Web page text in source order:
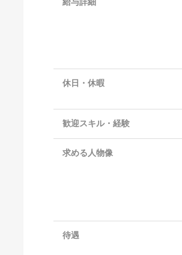
休日・休暇
歓迎スキル・経験
求める人物像
待遇